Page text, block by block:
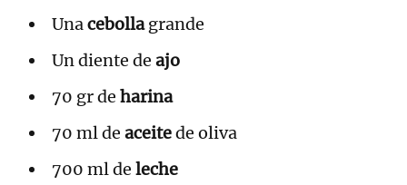
Unacebollagrande
Un diente de ajo
70 gr de harina
70 ml de aceitede oliva
700 ml de leche